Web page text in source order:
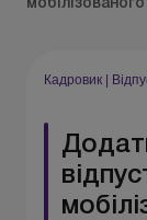
Кадровик